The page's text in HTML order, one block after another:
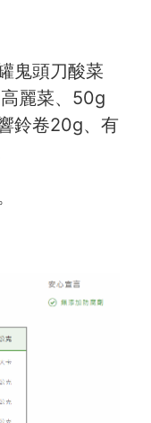
鬼頭刀酸菜
麗菜、50g
鈴卷20g、有